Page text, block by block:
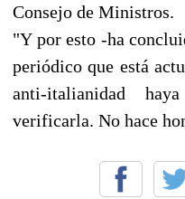
Consejo de Ministros.
"Y por esto -ha
periódico que está
anti-italianidad
verificarla. No hace